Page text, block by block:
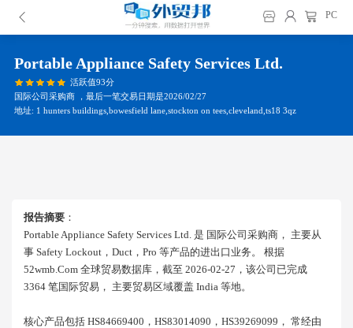
PC
Portable Appliance Safety Services Ltd.
活跃值93分
国际公司采购商 ，最后一笔交易日期是2026/02/27
地址: 1 hunters buildings,bowesfield lane,stockton on tees,cleveland,ts18 3qz
报告摘要 ：
Portable Appliance Safety Services Ltd. 是 国际公司采购商， 主要从
事 Safety Lockout，duct，pro 等产品的进出口业务。 根据
52wmb.com 全球贸易数据库，截至 2026-02-27，该公司已完成
3364 笔国际贸易， 主要贸易区域覆盖 India 等地。
核心产品包括 HS84669400，HS83014090，HS39269099， 常经由